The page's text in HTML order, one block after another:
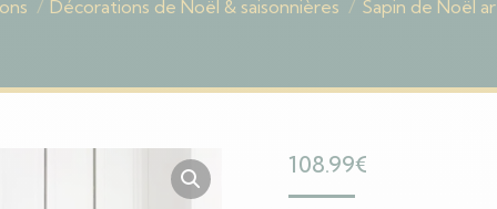
Décorations de Noël & saisonnières Sapin de Noël
108.99€